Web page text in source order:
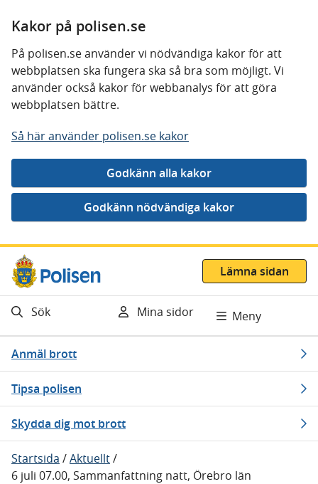
Kakor på polisen.se
På polisen.se använder vi nödvändiga kakor för att
webbplatsen ska fungera ska så bra som möjligt. Vi
använder också kakor för webbanalys för att göra
webbplatsen bättre.
Så här använder polisen.se kakor
Gå direkt till innehåll
Lämna sidan
Sök Mina sidor Meny
Anmäl brott
Tipsa polisen
Skydda dig mot brott
Startsida /Aktuellt/
6 juli 07.00, Sammanfattning natt, Örebro län